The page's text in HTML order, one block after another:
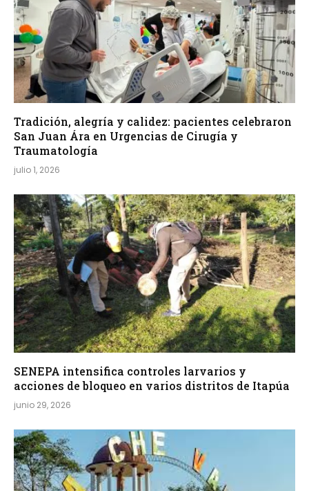
Tradición, alegría y calidez: pacientes celebraron
San Juan Ára en Urgencias de Cirugía y
Traumatología
julio 1, 2026
SENEPA intensifica controles larvarios y
acciones de bloqueo en varios distritos de Itapúa
junio 29, 2026